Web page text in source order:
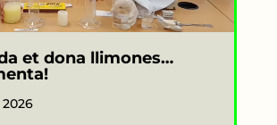
et dona llimones…
2026